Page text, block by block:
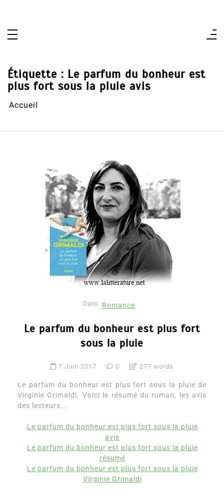
Étiquette : Le parfum du bonheur est
plus fort sous la pluie avis
Accueil
Dans Romance
Le parfum du bonheur est plus fort
sous la pluie
7 Juin 2017 0 277 words
Le parfum du bonheur est plus fort sous la pluie de
Virginie Grimaldi. Voici le résumé du roman, les avis
des lecteurs...
Le parfum du bonheur est plus fort sous la pluie
avis
Le parfum du bonheur est plus fort sous la pluie
résumé
Le parfum du bonheur est plus fort sous la pluie
Virginie Grimaldi